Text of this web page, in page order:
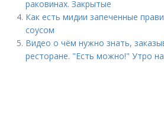
раковинах. Закрытые
Как есть мидии запеченные
соусом
Видео о чём нужно знать,
ресторане. "Есть можно!" Утро